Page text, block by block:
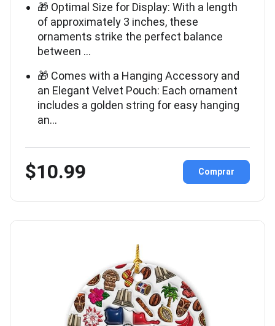
🎁 Optimal Size for Display: With a length
of approximately 3 inches, these
ornaments strike the perfect balance
between …
🎁 Comes with a Hanging Accessory and
an Elegant Velvet Pouch: Each ornament
includes a golden string for easy hanging
an…
$10.99 Comprar